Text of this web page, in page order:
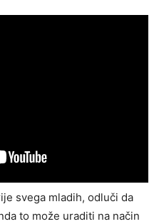
svega mladih, odluči da
to može uraditi na način